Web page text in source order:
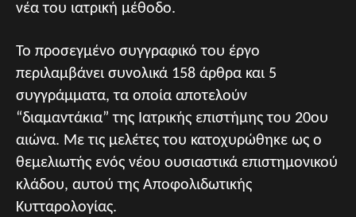
νέα του ιατρική μέθοδο.
Το προσεγμένο συγγραφικό του έργο
περιλαμβάνει συνολικά 158 άρθρα και 5
συγγράμματα, τα οποία αποτελούν
“διαμαντάκια” της Ιατρικής επιστήμης του 20ου
αιώνα. Με τις μελέτες του κατοχυρώθηκε ως ο
θεμελιωτής ενός νέου ουσιαστικά επιστημονικού
κλάδου, αυτού της Αποφολιδωτικής
Κυτταρολογίας.